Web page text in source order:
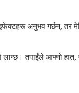
अनुभव गर्छन्, तर
तपाईंले आफ्नो हात,